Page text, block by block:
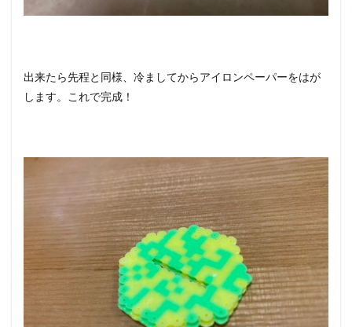
出来たら先程と同様、冷ましてからアイロンペーパーをはが
します。これで完成！